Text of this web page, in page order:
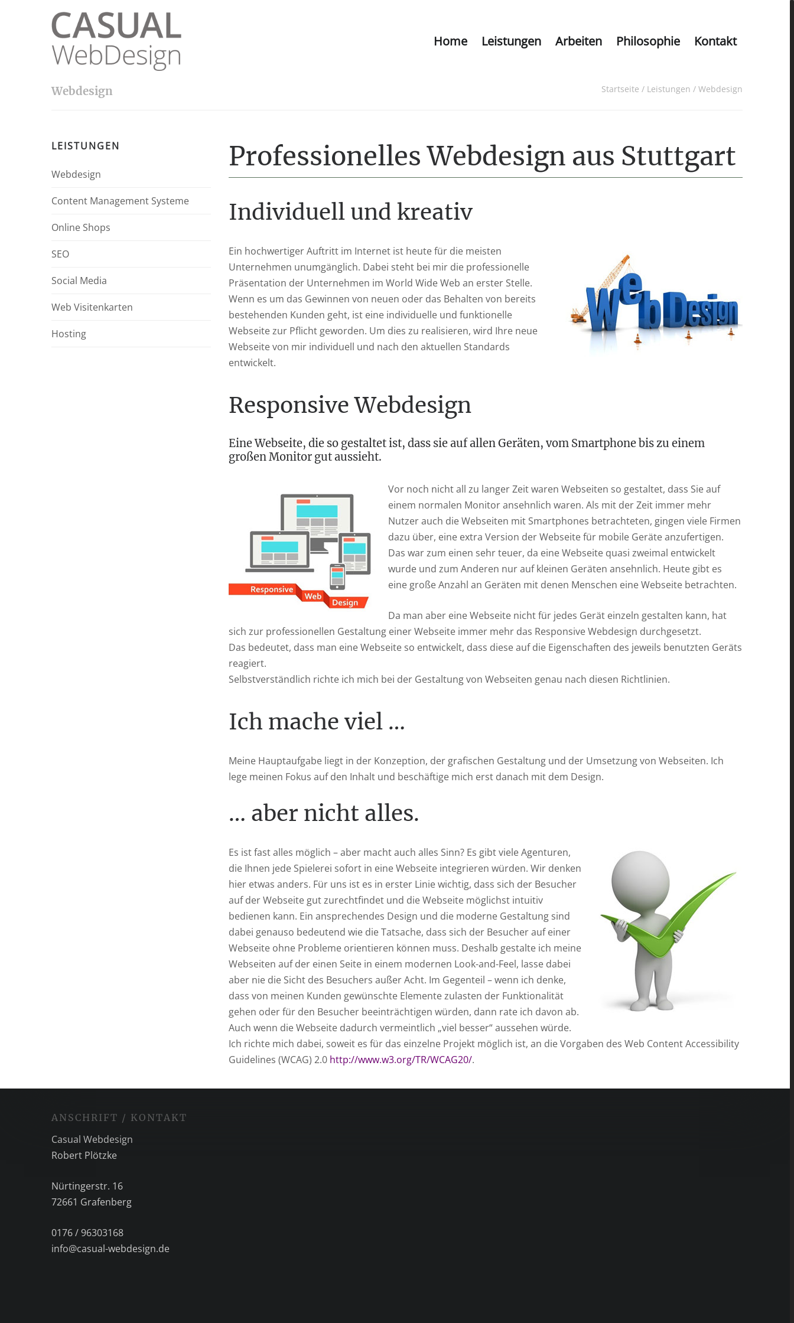
Home Leistungen Arbeiten Philosophie Kontakt
Webdesign Startseite / Leistungen / Webdesign
LEISTUNGEN
Webdesign
Content Management Systeme
Online Shops
SEO
Social Media
Web Visitenkarten
Hosting
Professionelles Webdesign aus Stuttgart
Individuell und kreativ
Ein hochwertiger Auftritt im Internet ist heute für die meisten
Unternehmen unumgänglich. Dabei steht bei mir die professionelle
Präsentation der Unternehmen im World Wide Web an erster Stelle.
Wenn es um das Gewinnen von neuen oder das Behalten von bereits
bestehenden Kunden geht, ist eine individuelle und funktionelle
Webseite zur Pflicht geworden. Um dies zu realisieren, wird Ihre neue
Webseite von mir individuell und nach den aktuellen Standards
entwickelt.
Responsive Webdesign
Eine Webseite, die so gestaltet ist, dass sie auf allen Geräten, vom Smartphone bis zu einem
großen Monitor gut aussieht.
Vor noch nicht all zu langer Zeit waren Webseiten so gestaltet, dass Sie auf
einem normalen Monitor ansehnlich waren. Als mit der Zeit immer mehr
Nutzer auch die Webseiten mit Smartphones betrachteten, gingen viele Firmen
dazu über, eine extra Version der Webseite für mobile Geräte anzufertigen.
Das war zum einen sehr teuer, da eine Webseite quasi zweimal entwickelt
wurde und zum Anderen nur auf kleinen Geräten ansehnlich. Heute gibt es
eine große Anzahl an Geräten mit denen Menschen eine Webseite betrachten.
Da man aber eine Webseite nicht für jedes Gerät einzeln gestalten kann, hat
sich zur professionellen Gestaltung einer Webseite immer mehr das Responsive Webdesign durchgesetzt.
Das bedeutet, dass man eine Webseite so entwickelt, dass diese auf die Eigenschaften des jeweils benutzten Geräts
reagiert.
Selbstverständlich richte ich mich bei der Gestaltung von Webseiten genau nach diesen Richtlinien.
Ich mache viel …
Meine Hauptaufgabe liegt in der Konzeption, der grafischen Gestaltung und der Umsetzung von Webseiten. Ich
lege meinen Fokus auf den Inhalt und beschäftige mich erst danach mit dem Design.
… aber nicht alles.
Es ist fast alles möglich – aber macht auch alles Sinn? Es gibt viele Agenturen,
die Ihnen jede Spielerei sofort in eine Webseite integrieren würden. Wir denken
hier etwas anders. Für uns ist es in erster Linie wichtig, dass sich der Besucher
auf der Webseite gut zurechtfindet und die Webseite möglichst intuitiv
bedienen kann. Ein ansprechendes Design und die moderne Gestaltung sind
dabei genauso bedeutend wie die Tatsache, dass sich der Besucher auf einer
Webseite ohne Probleme orientieren können muss. Deshalb gestalte ich meine
Webseiten auf der einen Seite in einem modernen Look-and-Feel, lasse dabei
aber nie die Sicht des Besuchers außer Acht. Im Gegenteil – wenn ich denke,
dass von meinen Kunden gewünschte Elemente zulasten der Funktionalität
gehen oder für den Besucher beeinträchtigen würden, dann rate ich davon ab.
Auch wenn die Webseite dadurch vermeintlich „viel besser“ aussehen würde.
Ich richte mich dabei, soweit es für das einzelne Projekt möglich ist, an die Vorgaben des Web Content Accessibility
Guidelines (WCAG) 2.0 http://www.w3.org/TR/WCAG20/.
ANSCHRIFT / KONTAKT
Casual Webdesign
Robert Plötzke
Nürtingerstr. 16
72661 Grafenberg
0176 / 96303168
info@casual-webdesign.de